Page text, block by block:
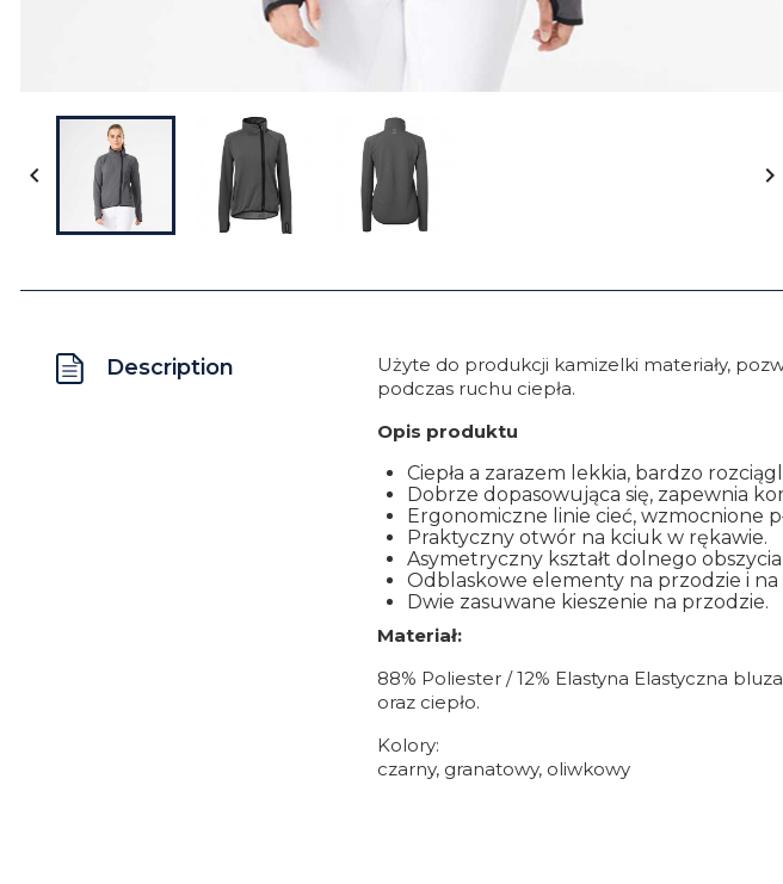
 
Description
Użyte do produkcji kamizelki materiały,
podczas ruchu ciepła.
Opis produktu
Ciepła a zarazem lekkia, bardzo
Dobrze dopasowująca się, zapewnia
Ergonomiczne linie cieć, wzmocnione
Praktyczny otwór na kciuk w rękawie.
Asymetryczny kształt dolnego
Odblaskowe elementy na przodzie i
Dwie zasuwane kieszenie na przodzie.
Materiał:
88% Poliester / 12% Elastyna Elastyczna
oraz ciepło.
Kolory:
czarny, granatowy, oliwkowy